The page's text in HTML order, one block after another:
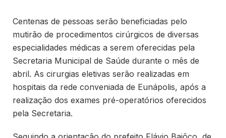
Centenas de pessoas serão beneficiadas pelo
mutirão de procedimentos cirúrgicos de diversas
especialidades médicas a serem oferecidas pela
Secretaria Municipal de Saúde durante o mês de
abril. As cirurgias eletivas serão realizadas em
hospitais da rede conveniada de Eunápolis, após a
realização dos exames pré-operatórios oferecidos
pela Secretaria.